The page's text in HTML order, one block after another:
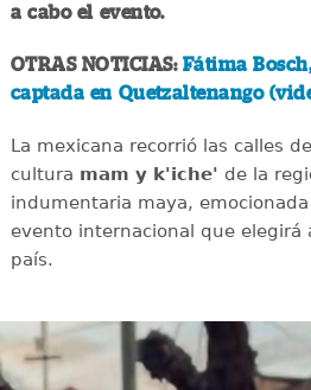
a cabo el evento.
OTRAS NOTICIAS: Fátima
captada en Quetzaltenango
La mexicana recorrió las calles de
cultura mam y k'iche' de la
indumentaria maya,
evento internacional que elegirá
país.